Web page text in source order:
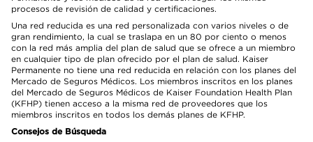
procesos de revisión de calidad y certificaciones.
Una red reducida es una red personalizada con varios niveles o de
gran rendimiento, la cual se traslapa en un 80 por ciento o menos
con la red más amplia del plan de salud que se ofrece a un miembro
en cualquier tipo de plan ofrecido por el plan de salud. Kaiser
Permanente no tiene una red reducida en relación con los planes del
Mercado de Seguros Médicos. Los miembros inscritos en los planes
del Mercado de Seguros Médicos de Kaiser Foundation Health Plan
(KFHP) tienen acceso a la misma red de proveedores que los
miembros inscritos en todos los demás planes de KFHP.
Consejos de Búsqueda